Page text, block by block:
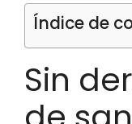
Índice de
Sin